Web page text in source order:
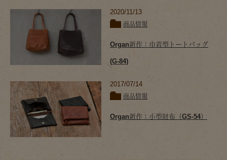
2020/11/13
商品情報
Organ新作：巾着型トートバッグ
(G-84)
2017/07/14
商品情報
Organ新作：小型財布（GS-54）